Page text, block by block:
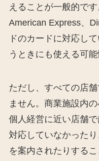
えることが一般的で
American Express、
ドのカードに対応し
うときにも使える可能
ただし、すべての店
ません。商業施設内
個人経営に近い店舗
対応していなかった
を案内されたりする